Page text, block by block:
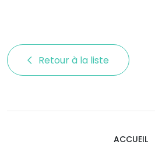
Retour à la liste
ACCUEIL